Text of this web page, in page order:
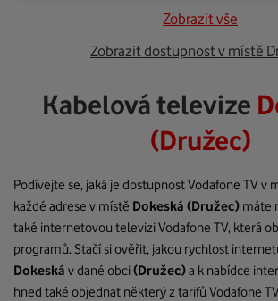
Zobrazit vše
Zobrazit dostupnost v místě
Kabelová televize
(Družec)
Podívejte se, jaká je dostupnost Vodafone TV v
každé adrese v místě Dokeská (Družec) máte
také internetovou televizi Vodafone TV, která
programů. Stačí si ověřit, jakou rychlost
Dokeská v dané obci(Družec)a k nabídce
hned také objednat některý z tarifů Vodafone